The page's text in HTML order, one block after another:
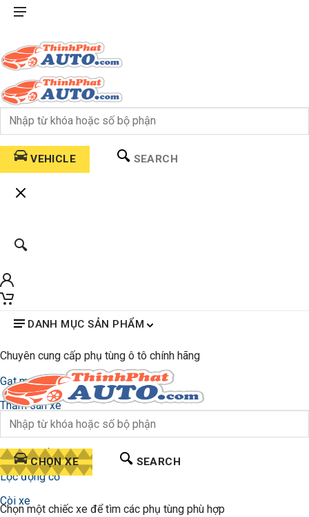
VEHICLE SEARCH
DANH MỤC SẢN PHẨM
Gạt mưa ô tô
Thảm sàn xe
Bóng đèn
Lọc gió điều hòa
Lọc động cơ
Còi xe
Chuyên cung cấp phụ tùng ô tô chính hãng
CHỌN XE SEARCH
Chọn một chiếc xe để tìm các phụ tùng phù hợp